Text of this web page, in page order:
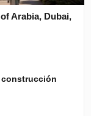
Arabia, Dubai,
construcción